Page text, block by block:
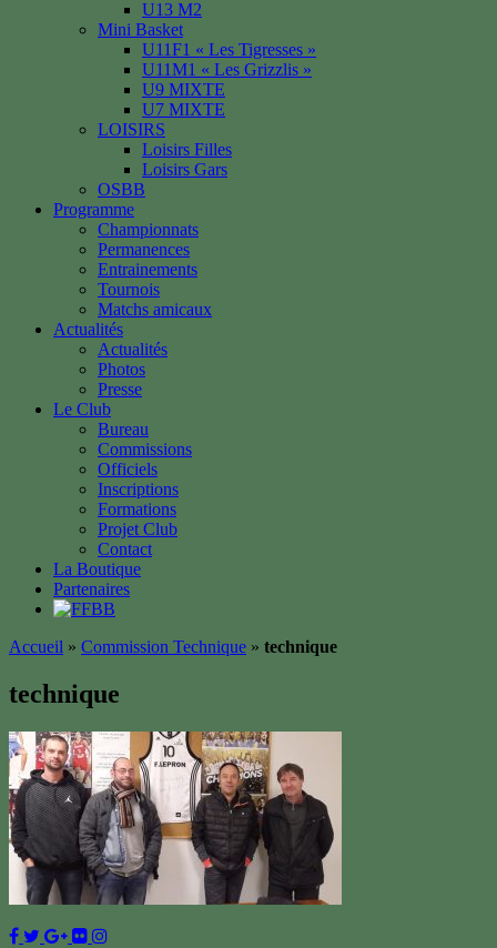
U13 M2
Mini Basket
U11F1 « Les Tigresses »
U11M1 « Les Grizzlis »
U9 MIXTE
U7 MIXTE
LOISIRS
Loisirs Filles
Loisirs Gars
OSBB
Programme
Championnats
Permanences
Entrainements
Tournois
Matchs amicaux
Actualités
Actualités
Photos
Presse
Le Club
Bureau
Commissions
Officiels
Inscriptions
Formations
Projet Club
Contact
La Boutique
Partenaires
Accueil » Commission Technique » technique
technique